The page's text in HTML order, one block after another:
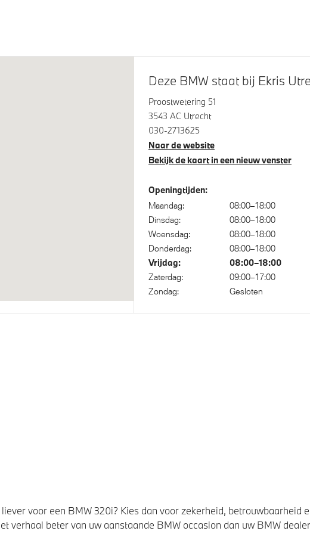
Park Distance Control voor/achter
(PDC)
Steptronic transmissie
Deze BMW staat bij Ekris
Proostwetering 51
3543 AC Utrecht
030-2713625
Naar de website
Bekijk de kaart in een nieuw venster
Openingtijden:
Maandag:
08:00–18:00
Dinsdag:
08:00–18:00
Woensdag:
08:00–18:00
Donderdag:
08:00–18:00
Vrijdag: 08:00–18:00
Zaterdag:
09:00–17:00
Zondag:
Gesloten
voor een BMW 320i? Kies dan voor zekerheid, betrouwbaarheid
verhaal beter van uw aanstaande BMW occasion dan uw BMW